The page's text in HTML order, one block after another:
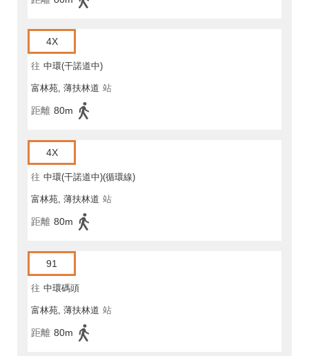
4X
往 中環(干諾道中)
富林苑, 薄扶林道 站
距離 80m
4X
往 中環(干諾道中)(循環線)
富林苑, 薄扶林道 站
距離 80m
91
往 中環碼頭
富林苑, 薄扶林道 站
距離 80m